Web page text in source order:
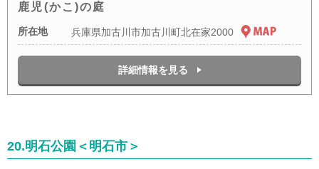
鹿児(かこ)の庭
所在地 兵庫県加古川市加古川町北在家2000
詳細情報を見る
20.明石公園＜明石市＞